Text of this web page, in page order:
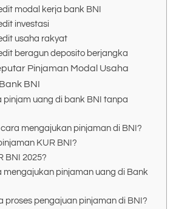
modal kerja bank BNI
investasi
usaha rakyat
beragun deposito berjangka
Pinjaman Modal Usaha
BNI
pinjam uang di bank BNI tanpa
mengajukan pinjaman di BNI?
KUR BNI?
BNI 2025?
mengajukan pinjaman uang di Bank
proses pengajuan pinjaman di BNI?